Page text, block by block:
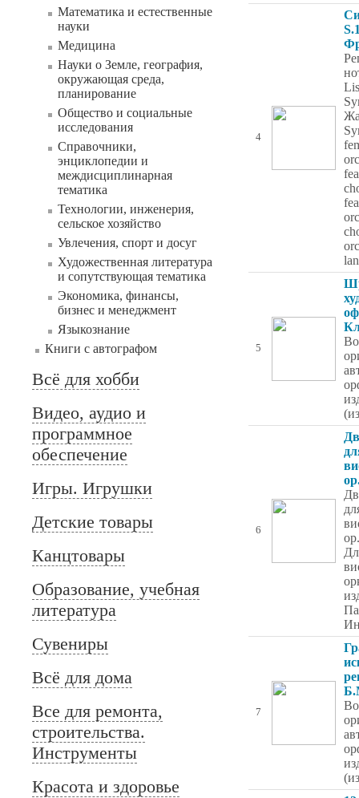
Математика и естественные
науки
Медицина
Науки о Земле, география,
окружающая среда,
планирование
Общество и социальные
исследования
Справочники,
энциклопедии и
междисциплинарная
тематика
Технологии, инженерия,
сельское хозяйство
Увлечения, спорт и досуг
Художественная литература
и сопутствующая тематика
Экономика, финансы,
бизнес и менеджмент
Языкознание
Книги с автографом
Всё для хобби
Видео, аудио и
программное
обеспечение
Игры. Игрушки
Детские товары
Канцтовары
Образование, учебная
литература
Сувениры
Всё для дома
Все для ремонта,
строительства.
Инструменты
Красота и здоровье
4
5
6
7